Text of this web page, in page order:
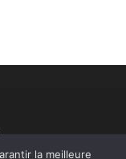
⎮Politique de
la meilleure